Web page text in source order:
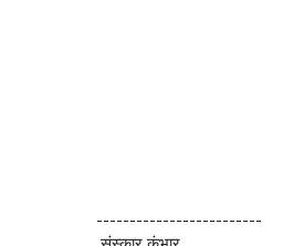
-------------------------